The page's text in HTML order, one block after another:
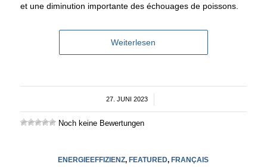
et une diminution importante des échouages de poissons.
Weiterlesen
27. JUNI 2023
/
Noch keine Bewertungen
ENERGIEEFFIZIENZ, FEATURED, FRANÇAIS